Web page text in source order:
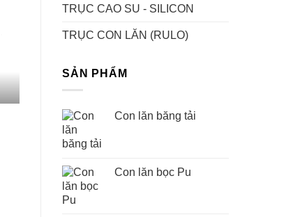
TRỤC CAO SU - SILICON
TRỤC CON LĂN (RULO)
SẢN PHẨM
Con lăn băng tải
Con lăn bọc Pu